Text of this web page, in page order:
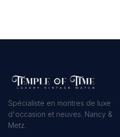
Spécialiste en montres de luxe
d'occasion et neuves. Nancy &
Metz.